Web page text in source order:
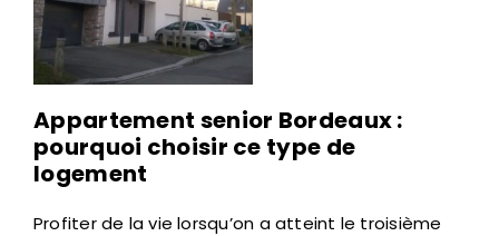
Appartement senior Bordeaux :
pourquoi choisir ce type de
logement
Profiter de la vie lorsqu’on a atteint le troisième